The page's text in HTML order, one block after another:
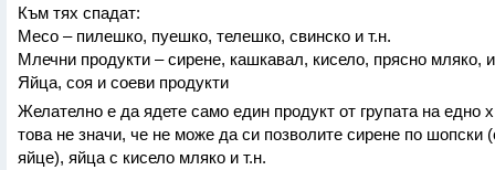
Към тях спадат:
Месо – пилешко, пуешко, телешко, свинско и т.н.
Млечни продукти – сирене, кашкавал, кисело, прясно мляко,
Яйца, соя и соеви продукти
Желателно е да ядете само един продукт от групата на едно
това не значи, че не може да си позволите сирене по шопски
яйце), яйца с кисело мляко и т.н.